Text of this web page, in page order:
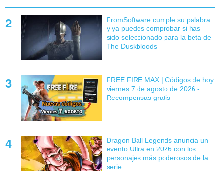
FromSoftware cumple su palabra
y ya puedes comprobar si has
sido seleccionado para la beta de
The Duskbloods
FREE FIRE MAX | Códigos de hoy
viernes 7 de agosto de 2026 -
Recompensas gratis
Dragon Ball Legends anuncia un
evento Ultra en 2026 con los
personajes más poderosos de la
serie